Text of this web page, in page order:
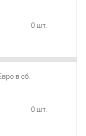
0 шт.
в сб.
0 шт.